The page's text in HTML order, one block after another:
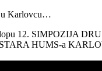
u Karlovcu…
12. SIMPOZIJA
HUMS-a